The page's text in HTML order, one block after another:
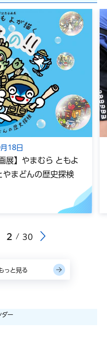
2 30
18日
展】やまむら ともよ
まどんの歴史探検
っと見る
ダー